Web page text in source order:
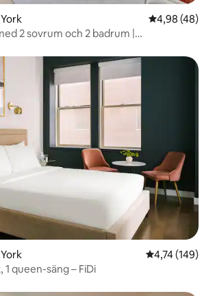
4,98 av 5 i
4,98 (48)
2 sovrum och 2 badrum |
4,74 av 5 i
4,74 (149)
1 queen-säng – FiDi